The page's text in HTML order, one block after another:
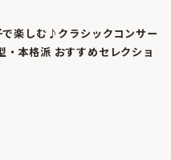
楽しむ♪クラシックコンサー
・本格派 おすすめセレクショ